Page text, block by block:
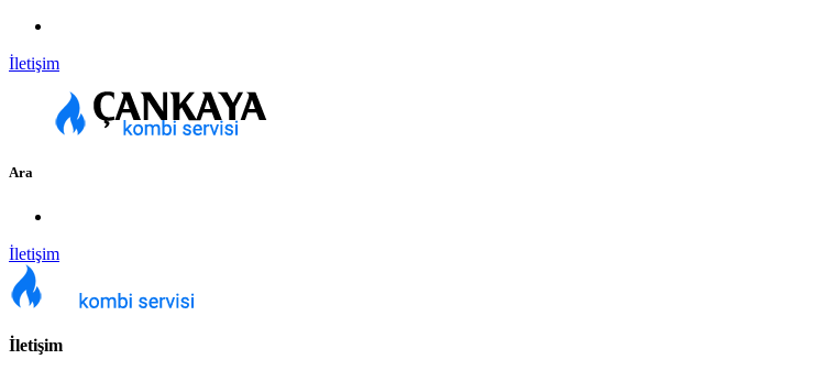
İletişim
Ara
İletişim
İletişim